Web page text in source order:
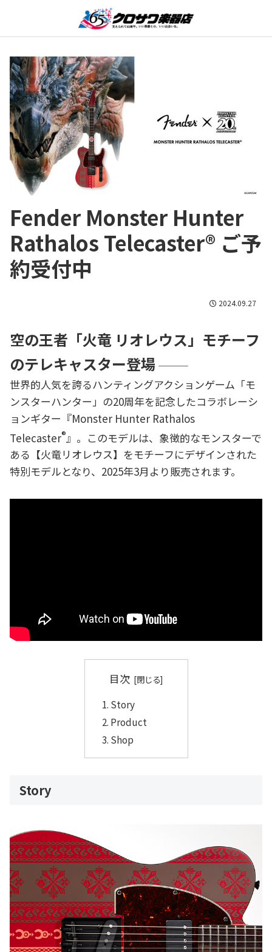
Fender Monster Hunter
Rathalos Telecaster® ご予
約受付中
2024.09.27
空の王者「火竜 リオレウス」モチーフ
のテレキャスター登場
世界的人気を誇るハンティングアクションゲーム「モ
ンスターハンター」の20周年を記念したコラボレーシ
ョンギター『Monster Hunter Rathalos
Telecaster® 』。このモデルは、象徴的なモンスターで
ある【火竜リオレウス】をモチーフにデザインされた
特別モデルとなり、2025年3月より販売されます。
目次
Story
Product
Shop
Story